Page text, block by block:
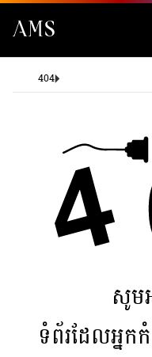
404
សូ
ទំព័រដែលអ្នក